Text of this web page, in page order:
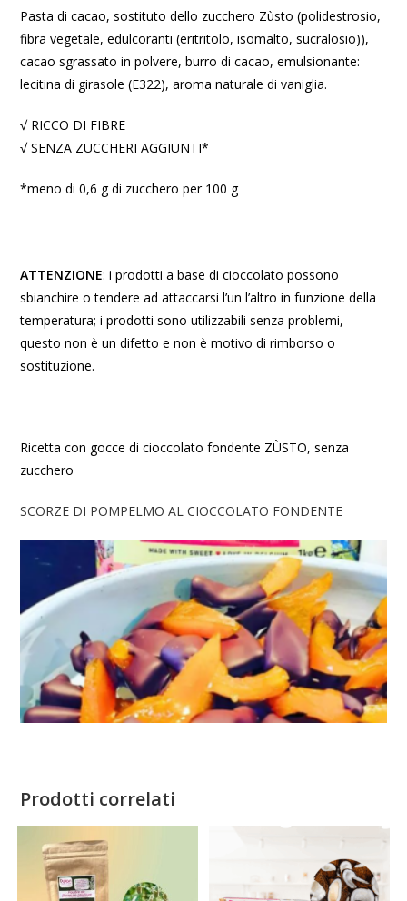
Pasta di cacao, sostituto dello zucchero Zùsto (polidestrosio,
fibra vegetale, edulcoranti (eritritolo, isomalto, sucralosio)),
cacao sgrassato in polvere, burro di cacao, emulsionante:
lecitina di girasole (E322), aroma naturale di vaniglia.
√ RICCO DI FIBRE
√ SENZA ZUCCHERI AGGIUNTI*
*meno di 0,6 g di zucchero per 100 g
ATTENZIONE: i prodotti a base di cioccolato possono
sbianchire o tendere ad attaccarsi l’un l’altro in funzione della
temperatura; i prodotti sono utilizzabili senza problemi,
questo non è un difetto e non è motivo di rimborso o
sostituzione.
Ricetta con gocce di cioccolato fondente ZÙSTO, senza
zucchero
SCORZE DI POMPELMO AL CIOCCOLATO FONDENTE
Prodotti correlati